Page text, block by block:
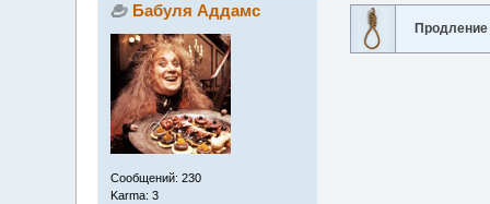
Бабуля Аддамс
Сообщений: 230
Karma: 3
Продление